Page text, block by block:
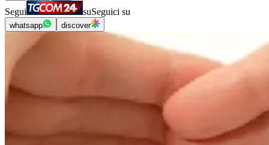
Segui suSeguici su
whatsapp discover